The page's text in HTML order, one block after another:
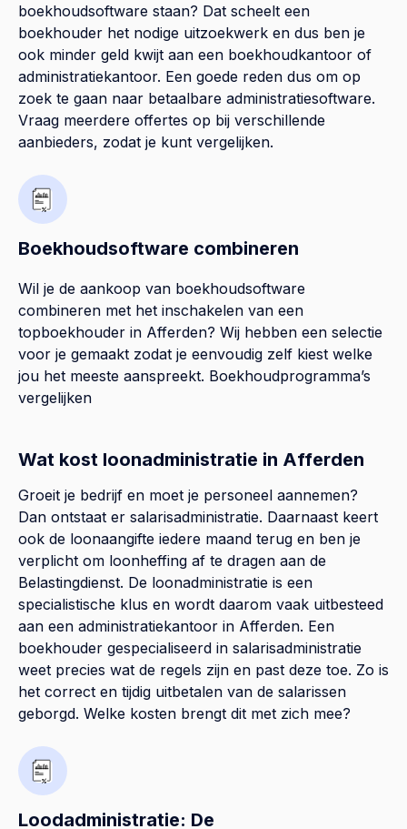
boekhoudsoftware staan? Dat scheelt een
boekhouder het nodige uitzoekwerk en dus ben je
ook minder geld kwijt aan een boekhoudkantoor of
administratiekantoor. Een goede reden dus om op
zoek te gaan naar betaalbare administratiesoftware.
Vraag meerdere offertes op bij verschillende
aanbieders, zodat je kunt vergelijken.
Boekhoudsoftware combineren
Wil je de aankoop van boekhoudsoftware
combineren met het inschakelen van een
topboekhouder in Afferden? Wij hebben een selectie
voor je gemaakt zodat je eenvoudig zelf kiest welke
jou het meeste aanspreekt. Boekhoudprogramma’s
vergelijken
Wat kost loonadministratie in Afferden
Groeit je bedrijf en moet je personeel aannemen?
Dan ontstaat er salarisadministratie. Daarnaast keert
ook de loonaangifte iedere maand terug en ben je
verplicht om loonheffing af te dragen aan de
Belastingdienst. De loonadministratie is een
specialistische klus en wordt daarom vaak uitbesteed
aan een administratiekantoor in Afferden. Een
boekhouder gespecialiseerd in salarisadministratie
weet precies wat de regels zijn en past deze toe. Zo is
het correct en tijdig uitbetalen van de salarissen
geborgd. Welke kosten brengt dit met zich mee?
Loodadministratie: De